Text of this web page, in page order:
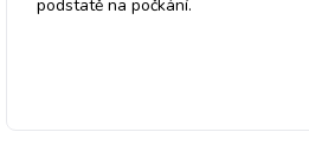
podstatě na počkání.